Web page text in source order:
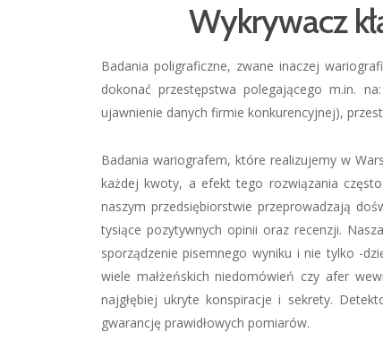
Wykrywacz
Badania poligraficzne, zwane inaczej
dokonać przestępstwa polegającego m.in.
ujawnienie danych firmie konkurencyjnej),
Badania wariografem, które realizujemy w
każdej kwoty, a efekt tego rozwiązania
naszym przedsiębiorstwie przeprowadzają
tysiące pozytywnych opinii oraz recenzji.
sporządzenie pisemnego wyniku i nie tylko -
wiele małżeńskich niedomówień czy afer
najgłębiej ukryte konspiracje i sekrety.
gwarancję prawidłowych pomiarów.